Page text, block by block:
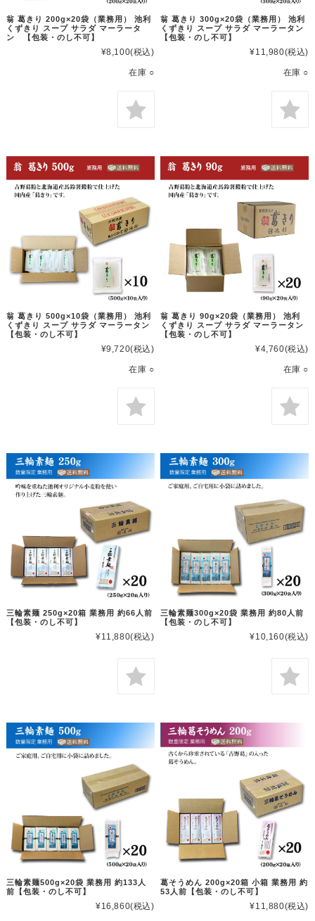
翁 葛きり 200g×20袋（業務用） 池利
くずきり スープ サラダ マーラータ
ン 【包装・のし不可】
¥8,100(税込)
在庫 ○
翁 葛きり 300g×20袋（業務用） 池利
くずきり スープ サラダ マーラータン
【包装・のし不可】
¥11,980(税込)
在庫 ○
翁 葛きり 500g×10袋（業務用） 池利
くずきり スープ サラダ マーラータン
【包装・のし不可】
¥9,720(税込)
在庫 ○
翁 葛きり 90g×20袋（業務用） 池利
くずきり スープ サラダ マーラータン
【包装・のし不可】
¥4,760(税込)
在庫 ○
三輪素麺 250g×20箱 業務用 約66人前
【包装・のし不可】
¥11,880(税込)
三輪素麺300g×20袋 業務用 約80人前
【包装・のし不可】
¥10,160(税込)
三輪素麺500g×20袋 業務用 約133人
前【包装・のし不可】
¥16,860(税込)
葛そうめん 200g×20箱 小箱 業務用 約
53人前【包装・のし不可】
¥11,880(税込)